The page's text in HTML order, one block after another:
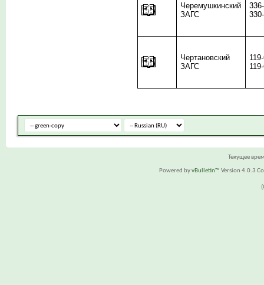
Черемушкинский
ЗАГС
Чертановский
ЗАГС
Текущее
Powered byvBulletin™ Version 4.0.3